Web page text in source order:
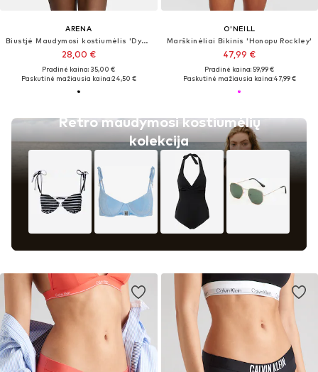
ARENA
Biustjė Maudymosi kostiumėlis 'Dynamo'
28,00 €
Pradinė kaina: 35,00 €
Paskutinė mažiausia kaina:24,50 €
Retro maudymosi kostiumėlių
kolekcija
O'NEILL
Marškinėliai Bikinis 'Honopu Rockley'
47,99 €
Pradinė kaina: 59,99 €
Paskutinė mažiausia kaina:47,99 €